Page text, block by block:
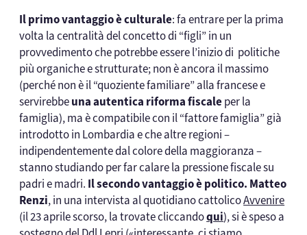
Il primo vantaggio è culturale: fa entrare per la prima
volta la centralità del concetto di “figli” in un
provvedimento che potrebbe essere l’inizio di politiche
più organiche e strutturate; non è ancora il massimo
(perché non è il “quoziente familiare” alla francese e
servirebbeuna autentica riforma fiscaleper la
famiglia), ma è compatibile con il “fattore famiglia” già
introdotto in Lombardia e che altre regioni –
indipendentemente dal colore della maggioranza –
stanno studiando per far calare la pressione fiscale su
padri e madri. Il secondo vantaggio è politico. Matteo
Renzi, in una intervista al quotidiano cattolicoAvvenire
(il 23 aprile scorso, la trovate cliccandoqui), si è speso a